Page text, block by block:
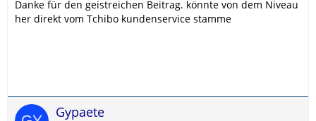
Danke für den geistreichen Beitrag. könnte von dem Niveau
her direkt vom Tchibo kundenservice stamme
Gypaete